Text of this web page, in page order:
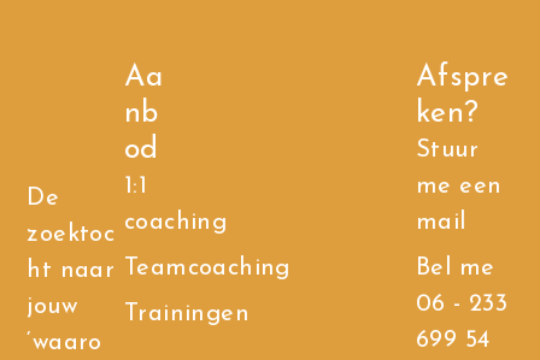
De
zoektoc
ht naar
jouw
‘waaro
Aa
nb
od
1:1
coaching
Teamcoaching
Trainingen
Afspre
ken?
Stuur
me een
mail
Bel me
06 - 233
699 54